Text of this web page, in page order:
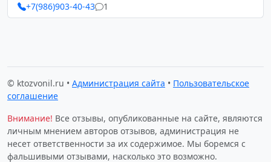
+7(986)903-40-43 1
© ktozvonil.ru • Администрация сайта • Пользовательское
соглашение
Внимание! Все отзывы, опубликованные на сайте, являются
личным мнением авторов отзывов, администрация не
несет ответственности за их содержимое. Мы боремся с
фальшивыми отзывами, насколько это возможно.